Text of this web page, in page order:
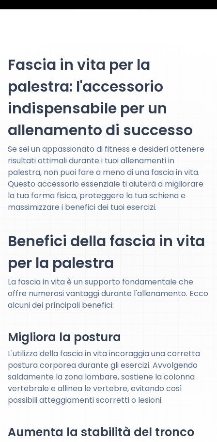
Fascia in vita per la
palestra: l'accessorio
indispensabile per un
allenamento di successo
Se sei un appassionato di fitness e desideri ottenere
risultati ottimali durante i tuoi allenamenti in
palestra, non puoi fare a meno di una fascia in vita.
Questo accessorio essenziale ti aiuterà a migliorare
la tua forma fisica, proteggere la tua schiena e
massimizzare i benefici dei tuoi esercizi.
Benefici della fascia in vita
per la palestra
La fascia in vita è un supporto fondamentale che
offre numerosi vantaggi durante l'allenamento. Ecco
alcuni dei principali benefici:
Migliora la postura
L'utilizzo della fascia in vita incoraggia una corretta
postura corporea durante gli esercizi. Avvolgendo
saldamente la zona lombare, sostiene la colonna
vertebrale e allinea le vertebre, evitando così
possibili atteggiamenti scorretti o lesioni.
Aumenta la stabilità del tronco